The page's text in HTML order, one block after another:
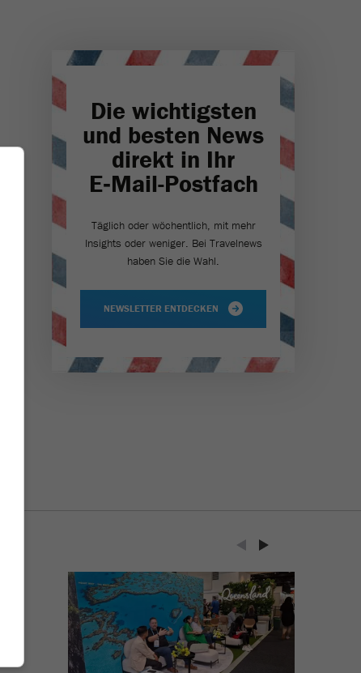
Die wichtigsten
und besten News
direkt in Ihr
E‑Mail-Postfach
Täglich oder wöchentlich, mit mehr
Insights oder weniger. Bei Travel­news
haben Sie die Wahl.
NEWSLETTER ENTDECKEN